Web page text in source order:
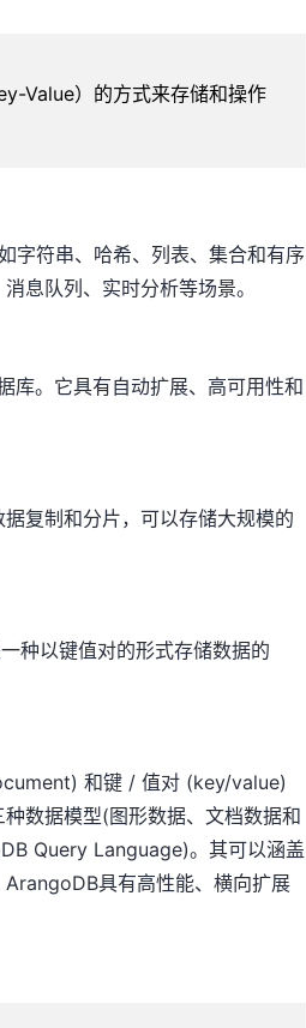
Value）的方式来存储和操作
字符串、哈希、列表、集合和有序
息队列、实时分析等场景。
库。它具有自动扩展、高可用性和
复制和分片，可以存储大规模的
种以键值对的形式存储数据的
和键 / 值对 (key/value)
数据模型(图形数据、文档数据和
Query Language)。其可以涵盖
具有高性能、横向扩展